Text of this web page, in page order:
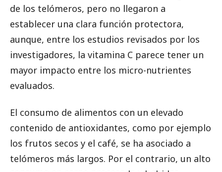
de los telómeros, pero no llegaron a
establecer una clara función protectora,
aunque, entre los estudios revisados por los
investigadores, la vitamina C parece tener un
mayor impacto entre los micro-nutrientes
evaluados.
El consumo de alimentos con un elevado
contenido de antioxidantes, como por ejemplo
los frutos secos y el café, se ha asociado a
telómeros más largos. Por el contrario, un alto